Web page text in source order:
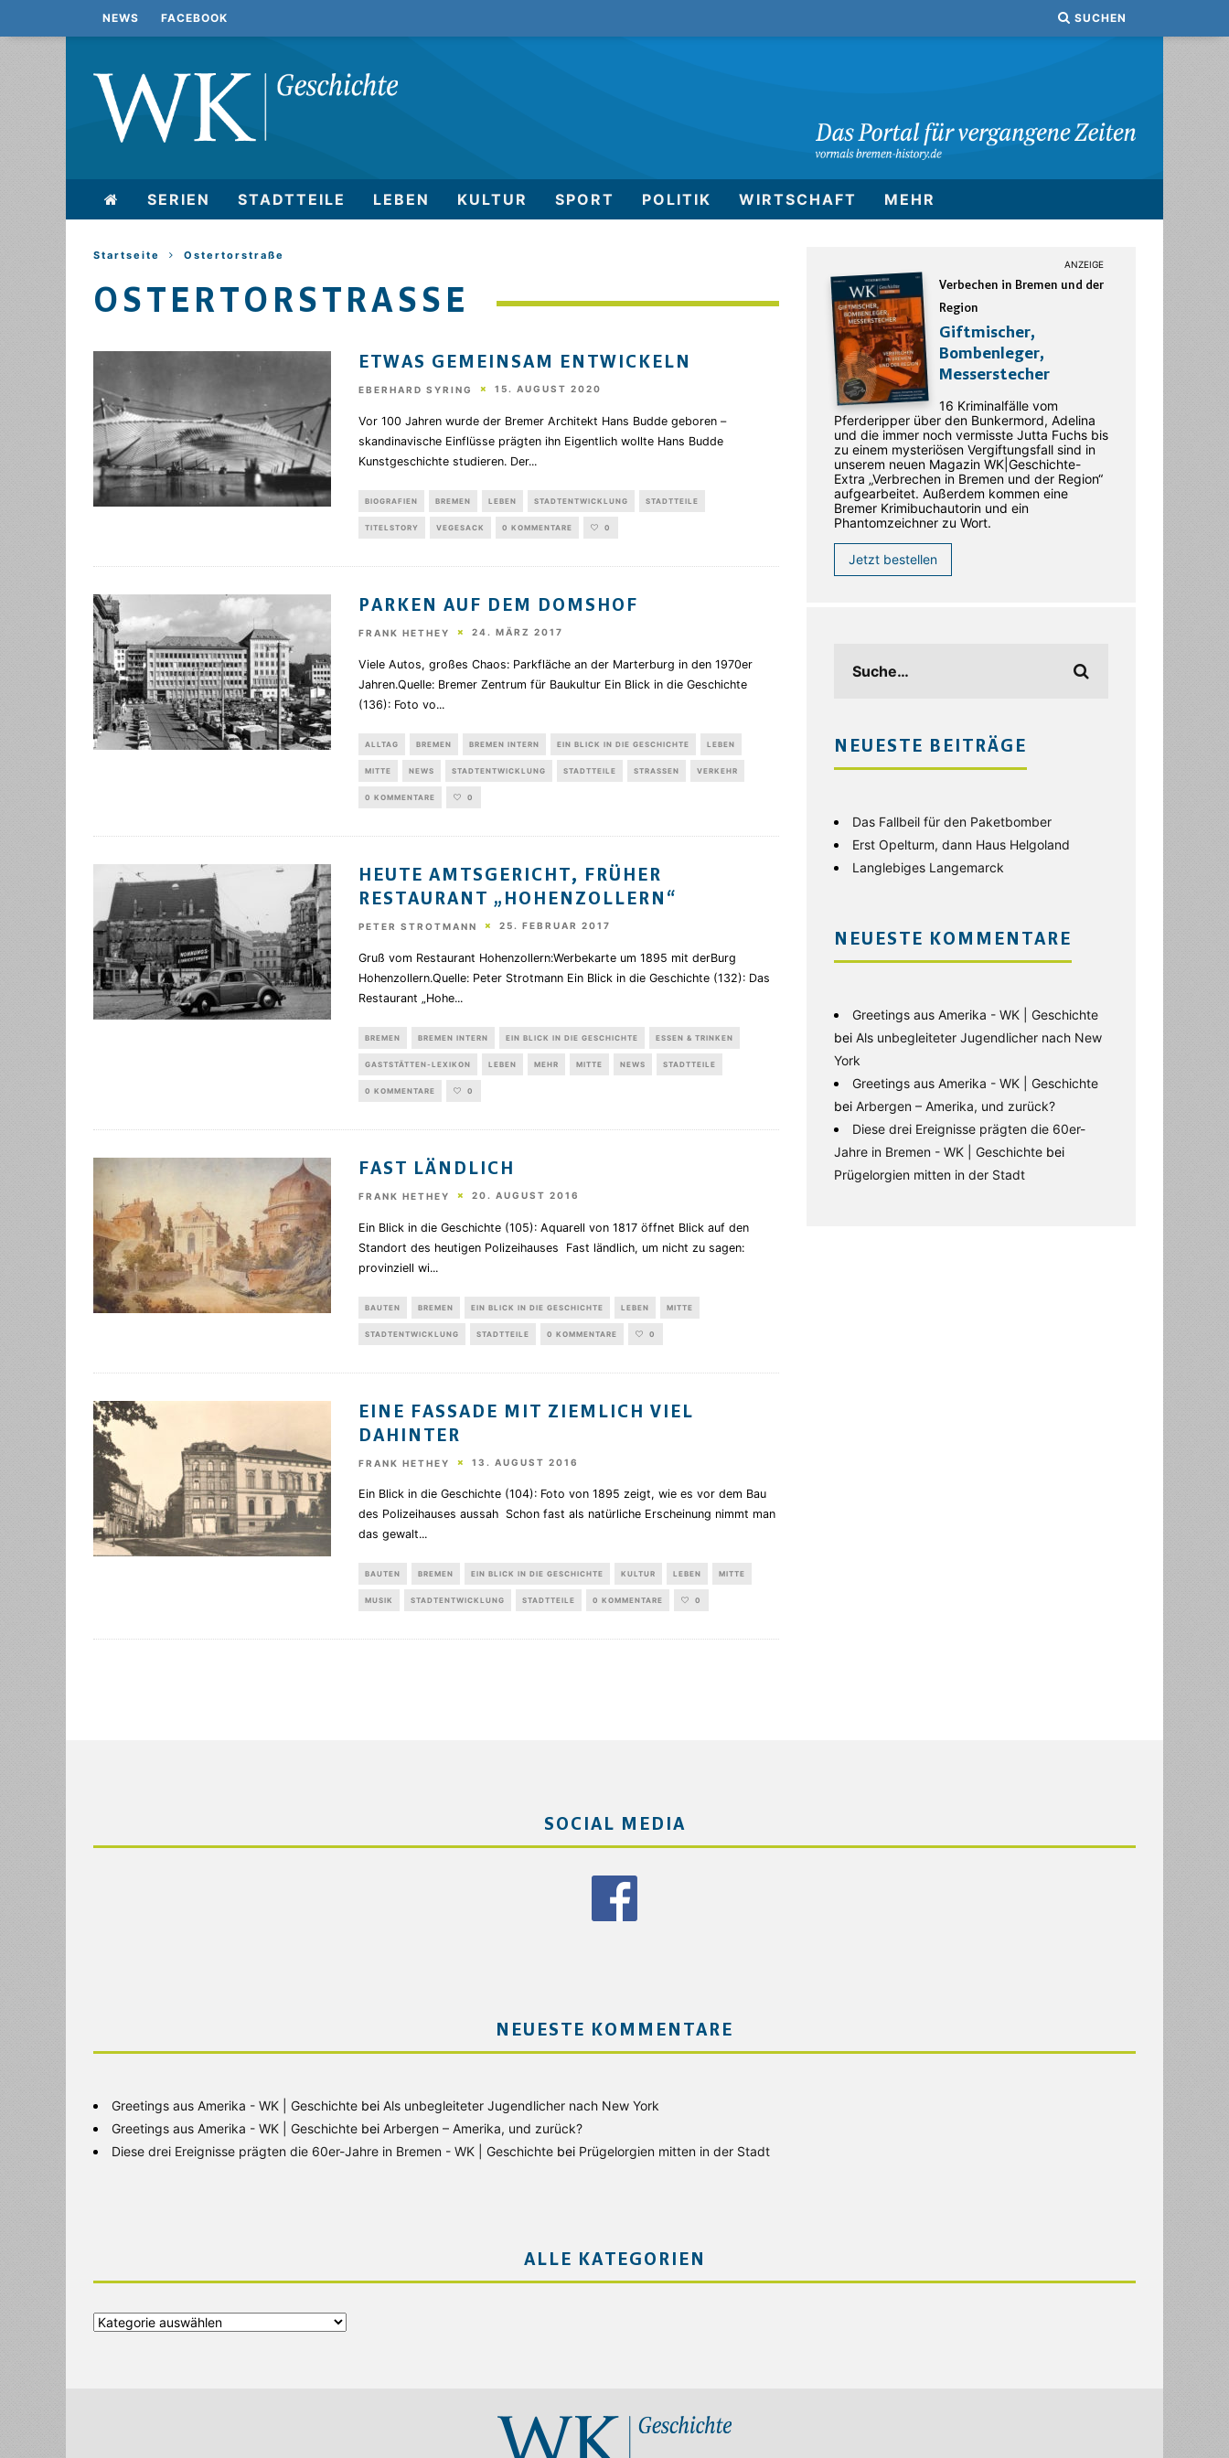
NEWS FACEBOOK SUCHEN
SERIEN STADTTEILE LEBEN KULTUR SPORT POLITIK WIRTSCHAFT MEHR
Startseite Ostertorstraße
OSTERTORSTRASSE
ETWAS GEMEINSAM ENTWICKELN
EBERHARD SYRING 15. AUGUST 2020
Vor 100 Jahren wurde der Bremer Architekt Hans Budde geboren –
skandinavische Einflüsse prägten ihn Eigentlich wollte Hans Budde
Kunstgeschichte studieren. Der...
BIOGRAFIEN BREMEN LEBEN STADTENTWICKLUNG STADTTEILE
TITELSTORY VEGESACK 0 KOMMENTARE 0
PARKEN AUF DEM DOMSHOF
FRANK HETHEY 24. MÄRZ 2017
Viele Autos, großes Chaos: Parkfläche an der Marterburg in den 1970er
Jahren.Quelle: Bremer Zentrum für Baukultur Ein Blick in die Geschichte
(136): Foto vo...
ALLTAG BREMEN BREMEN INTERN EIN BLICK IN DIE GESCHICHTE LEBEN
MITTE NEWS STADTENTWICKLUNG STADTTEILE STRASSEN VERKEHR
0 KOMMENTARE 0
HEUTE AMTSGERICHT, FRÜHER
RESTAURANT „HOHENZOLLERN“
PETER STROTMANN 25. FEBRUAR 2017
Gruß vom Restaurant Hohenzollern:Werbekarte um 1895 mit derBurg
Hohenzollern.Quelle: Peter Strotmann Ein Blick in die Geschichte (132): Das
Restaurant „Hohe...
BREMEN BREMEN INTERN EIN BLICK IN DIE GESCHICHTE ESSEN & TRINKEN
GASTSTÄTTEN-LEXIKON LEBEN MEHR MITTE NEWS STADTTEILE
0 KOMMENTARE 0
FAST LÄNDLICH
FRANK HETHEY 20. AUGUST 2016
Ein Blick in die Geschichte (105): Aquarell von 1817 öffnet Blick auf den
Standort des heutigen Polizeihauses Fast ländlich, um nicht zu sagen:
provinziell wi...
BAUTEN BREMEN EIN BLICK IN DIE GESCHICHTE LEBEN MITTE
STADTENTWICKLUNG STADTTEILE 0 KOMMENTARE 0
EINE FASSADE MIT ZIEMLICH VIEL
DAHINTER
FRANK HETHEY 13. AUGUST 2016
Ein Blick in die Geschichte (104): Foto von 1895 zeigt, wie es vor dem Bau
des Polizeihauses aussah Schon fast als natürliche Erscheinung nimmt man
das gewalt...
BAUTEN BREMEN EIN BLICK IN DIE GESCHICHTE KULTUR LEBEN MITTE
MUSIK STADTENTWICKLUNG STADTTEILE 0 KOMMENTARE 0
Verbechen in Bremen und der
Region
Giftmischer,
Bombenleger,
Messerstecher
16 Kriminalfälle vom
Pferderipper über den Bunkermord, Adelina
und die immer noch vermisste Jutta Fuchs bis
zu einem mysteriösen Vergiftungsfall sind in
unserem neuen Magazin WK|Geschichte-
Extra „Verbrechen in Bremen und der Region“
aufgearbeitet. Außerdem kommen eine
Bremer Krimibuchautorin und ein
Phantomzeichner zu Wort.
Jetzt bestellen
NEUESTE BEITRÄGE
Das Fallbeil für den Paketbomber
Erst Opelturm, dann Haus Helgoland
Langlebiges Langemarck
NEUESTE KOMMENTARE
Greetings aus Amerika - WK | Geschichte
bei Als unbegleiteter Jugendlicher nach New
York
Greetings aus Amerika - WK | Geschichte
bei Arbergen – Amerika, und zurück?
Diese drei Ereignisse prägten die 60er-
Jahre in Bremen - WK | Geschichte bei
Prügelorgien mitten in der Stadt
SOCIAL MEDIA
NEUESTE KOMMENTARE
Greetings aus Amerika - WK | Geschichte bei Als unbegleiteter Jugendlicher nach New York
Greetings aus Amerika - WK | Geschichte bei Arbergen – Amerika, und zurück?
Diese drei Ereignisse prägten die 60er-Jahre in Bremen - WK | Geschichte bei Prügelorgien mitten in der Stadt
ALLE KATEGORIEN
Alle